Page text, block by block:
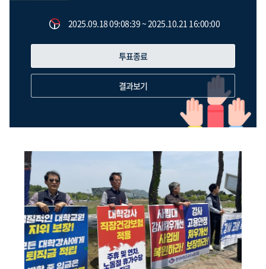
2025.09.18 09:08:39 ~ 2025.10.21 16:00:00
투표종료
결과보기